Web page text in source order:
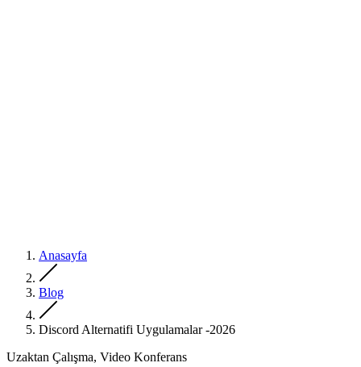
Anasayfa
Blog
Discord Alternatifi Uygulamalar -2026
Uzaktan Çalışma, Video Konferans